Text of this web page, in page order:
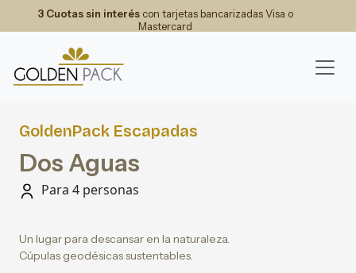
3 Cuotas sin interéscon tarjetas bancarizadas Visa o
Mastercard
GoldenPack Escapadas
Dos Aguas
Para 4 personas
Un lugar para descansar en la naturaleza.
Cúpulas geodésicas sustentables.